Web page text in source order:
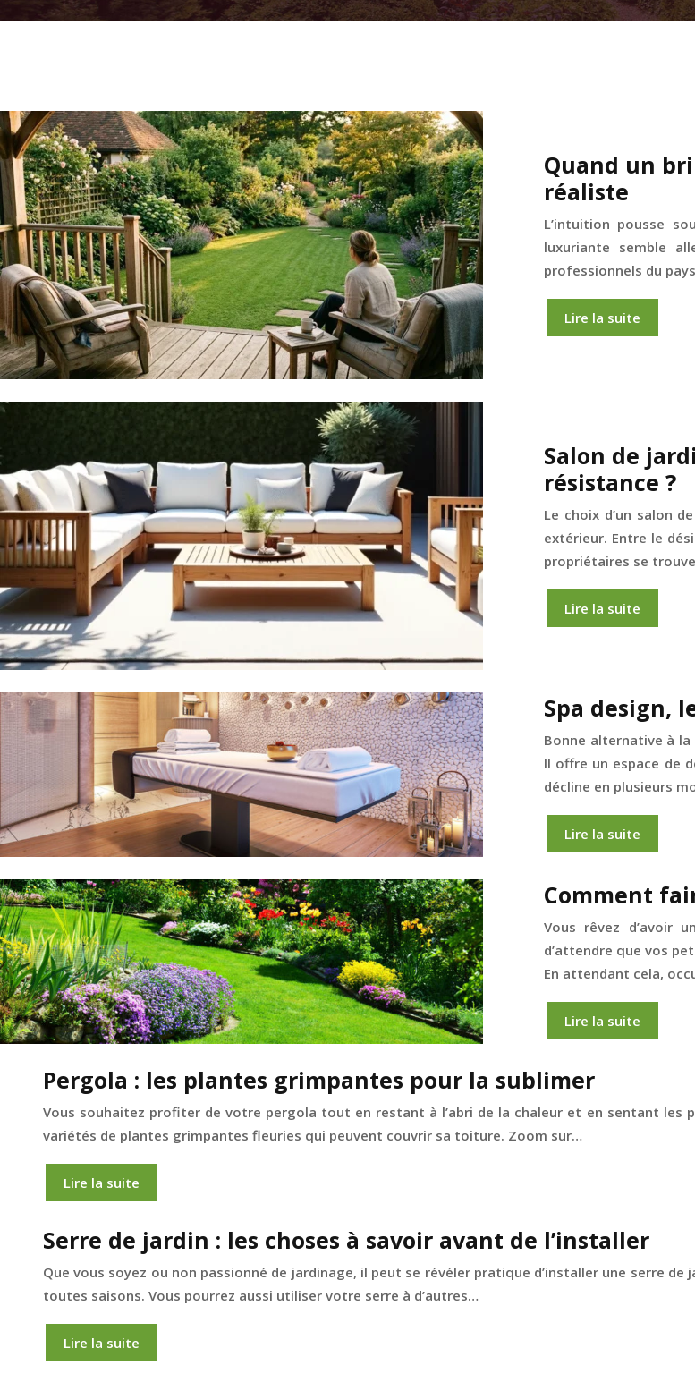
Quand un
réaliste
L’intuition pousse
luxuriante semble
professionnels du
Lire la suite
Salon de
résistance ?
Le choix d’un salon
extérieur. Entre le
propriétaires se
Lire la suite
Spa design,
Bonne alternative à
Il offre un espace de
décline en plusieurs
Lire la suite
Comment
Vous rêvez d’avoir
d’attendre que vos
En attendant cela,
Lire la suite
Pergola : les plantes grimpantes pour la sublimer
Vous souhaitez profiter de votre pergola tout en restant à l’abri de la chaleur et en sentant les
variétés de plantes grimpantes fleuries qui peuvent couvrir sa toiture. Zoom sur…
Lire la suite
Serre de jardin : les choses à savoir avant de l’installer
Que vous soyez ou non passionné de jardinage, il peut se révéler pratique d’installer une serre
toutes saisons. Vous pourrez aussi utiliser votre serre à d’autres…
Lire la suite